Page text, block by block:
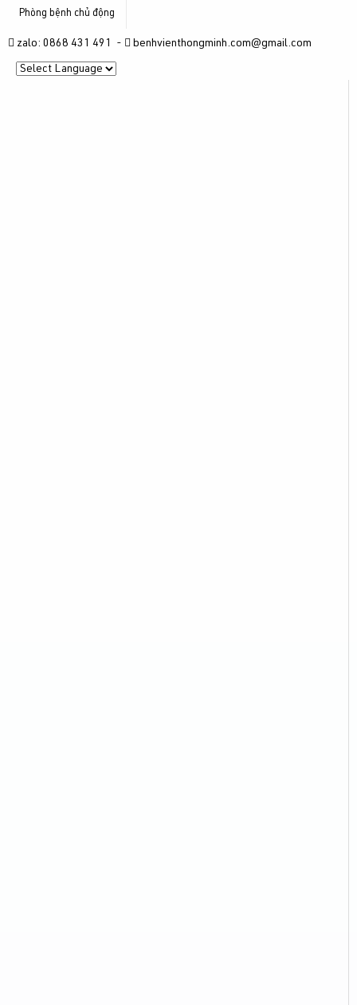
Phòng bệnh chủ động
zalo: 0868 431 491 - benhvienthongminh.com@gmail.com